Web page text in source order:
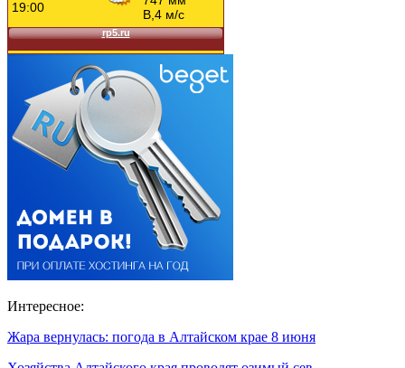
Интересное:
Жара вернулась: погода в Алтайском крае 8 июня